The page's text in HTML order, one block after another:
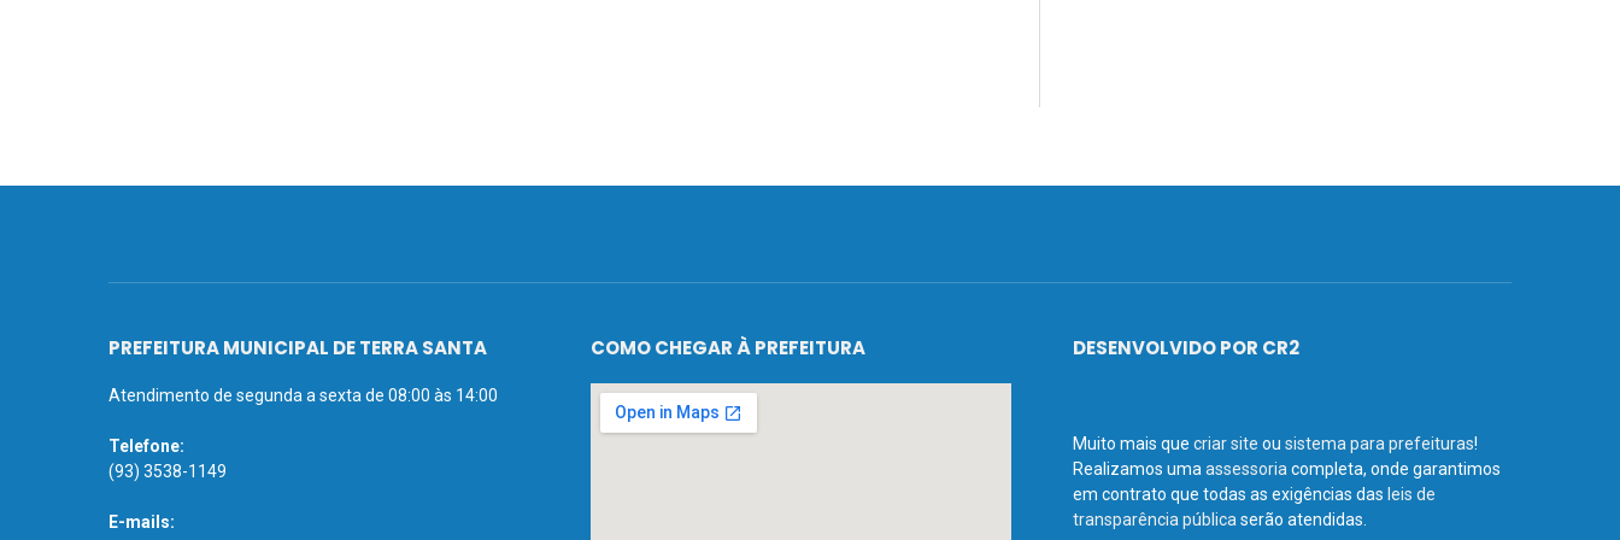
PREFEITURA MUNICIPAL DE TERRA SANTA
Atendimento de segunda a sexta de 08:00 às 14:00
Telefone:
(93) 3538-1149
E-mails:
COMO CHEGAR À PREFEITURA DESENVOLVIDO POR CR2
Muito mais que criar site ou sistema para prefeituras!
Realizamos uma assessoria completa, onde garantimos
em contrato que todas as exigências das leis de
transparência pública serão atendidas.